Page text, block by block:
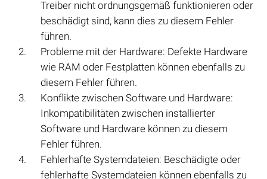
Treiber nicht ordnungsgemäß funktionieren oder
beschädigt sind, kann dies zu diesem Fehler
führen.
Probleme mit der Hardware: Defekte Hardware
wie RAM oder Festplatten können ebenfalls zu
diesem Fehler führen.
Konflikte zwischen Software und Hardware:
Inkompatibilitäten zwischen installierter
Software und Hardware können zu diesem
Fehler führen.
Fehlerhafte Systemdateien: Beschädigte oder
fehlerhafte Systemdateien können ebenfalls zu